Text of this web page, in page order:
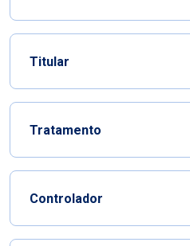
Titular
Tratamento
Controlador